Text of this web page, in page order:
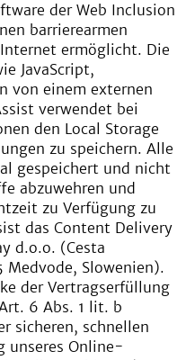
der Web Inclusion
barrierearmen
ermöglicht. Die
JavaScript,
von einem externen
verwendet bei
den Local Storage
zu speichern. Alle
gespeichert und nicht
abzuwehren und
zu Verfügung zu
das Content Delivery
d.o.o. (Cesta
Medvode, Slowenien).
der Vertragserfüllung
6 Abs. 1 lit. b
sicheren, schnellen
unseres Online-